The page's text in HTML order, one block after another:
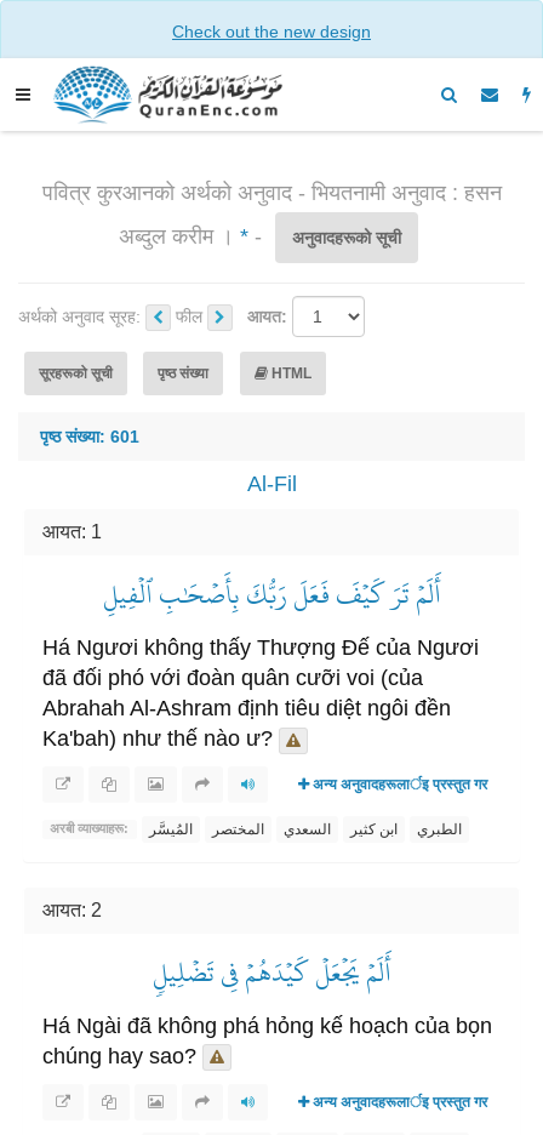
Check out the new design
पवित्र कुरआनको अर्थको अनुवाद - भियतनामी अनुवाद : हसन
अब्दुल करीम । *- अनुवादहरूको सूची
अर्थको अनुवाद सूरह: फील आयत:
सूरहरूको सूची पृष्ठ संख्या HTML
पृष्ठ संख्या: 601
Al-Fil
आयत: 1
أَلَمۡ تَرَ كَيۡفَ فَعَلَ رَبُّكَ بِأَصۡحَٰبِ ٱلۡفِيلِ
Há Ngươi không thấy Thượng Đế của Ngươi
đã đối phó với đoàn quân cưỡi voi (của
Abrahah Al-Ashram định tiêu diệt ngôi đền
Ka'bah) như thế nào ư?
अन्य अनुवादहरूलार्इ प्रस्तुत गर
अरबी व्याख्याहरू: المُيسَّر المختصر السعدي ابن كثير الطبري
आयत: 2
أَلَمۡ يَجۡعَلۡ كَيۡدَهُمۡ فِي تَضۡلِيلٖ
Há Ngài đã không phá hỏng kế hoạch của bọn
chúng hay sao?
अन्य अनुवादहरूलार्इ प्रस्तुत गर